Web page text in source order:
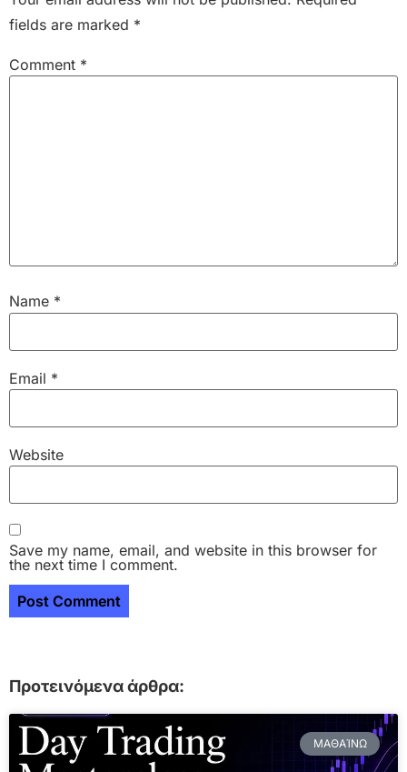
fields are marked *
Comment *
Name *
Email *
Website
Save my name, email, and website in this browser for
the next time I comment.
Προτεινόμενα άρθρα:
ΜΑΘΑΊΝΩ